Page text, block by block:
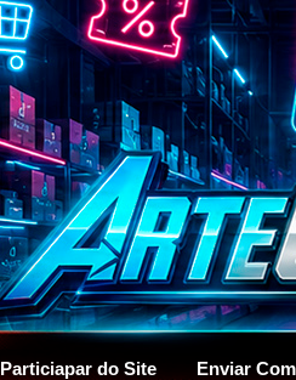
Particiapar do Site Enviar